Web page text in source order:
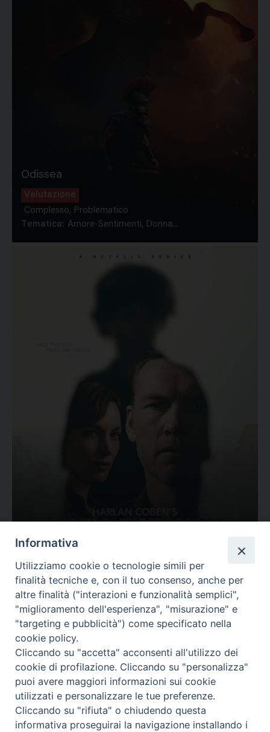
Odissea
Valutazione
Complesso, Problematico
Tematica: Amore-Sentimenti, Donna...
Valutazione
Complesso, Problematico
Tematica: Amore-Sentimenti, Carcere...
Contatti & Info
Informativa
Utilizziamo cookie o tecnologie simili per
finalità tecniche e, con il tuo consenso, anche per
altre finalità ("interazioni e funzionalità semplici",
"miglioramento dell'esperienza", "misurazione" e
"targeting e pubblicità") come specificato nella
cookie policy.
Cliccando su "accetta" acconsenti all'utilizzo dei
cookie di profilazione. Cliccando su "personalizza"
puoi avere maggiori informazioni sui cookie
utilizzati e personalizzare le tue preferenze.
Cliccando su "rifiuta" o chiudendo questa
informativa proseguirai la navigazione installando i